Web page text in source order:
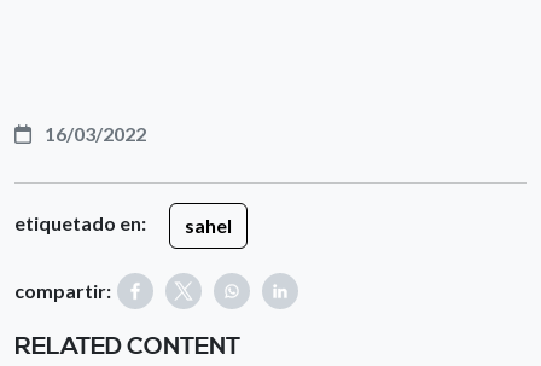
16/03/2022
etiquetado en: sahel
compartir:
RELATED CONTENT